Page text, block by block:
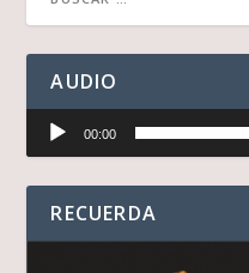
AUDIO
Reproductor
audio
00:00
RECUERDA